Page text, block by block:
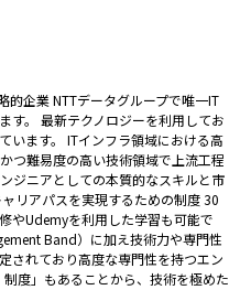
企業 NTTデータグループで唯一IT
す。 最新テクノロジーを利用してお
います。 ITインフラ領域における高
つ難易度の高い技術領域で上流工程
ジニアとしての本質的なスキルと市
リアパスを実現するための制度 30
やUdemyを利用した学習も可能で
Band）に加え技術力や専門性
されており高度な専門性を持つエン
度」もあることから、技術を極めた